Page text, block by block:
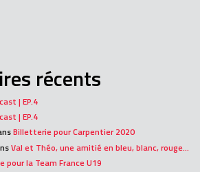
récents
| EP.4
| EP.4
Billetterie pour Carpentier 2020
Val et Théo, une amitié en bleu, blanc, rouge…
pour la Team France U19